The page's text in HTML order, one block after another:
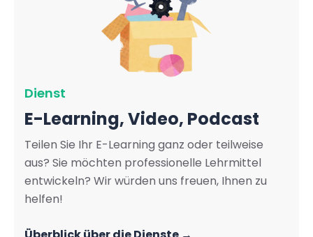
Dienst
E-Learning, Video, Podcast
Teilen Sie Ihr E-Learning ganz oder teilweise
aus? Sie möchten professionelle Lehrmittel
entwickeln? Wir würden uns freuen, Ihnen zu
helfen!